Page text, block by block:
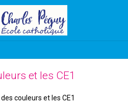
et les CE1